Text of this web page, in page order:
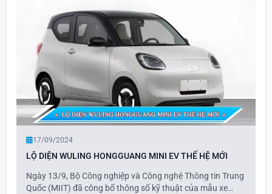
17/09/2024
LỘ DIỆN WULING HONGGUANG MINI EV THẾ HỆ MỚI
Ngày 13/9, Bộ Công nghiệp và Công nghệ Thông tin Trung
Quốc (MIIT) đã công bố thông số kỹ thuật của mẫu xe